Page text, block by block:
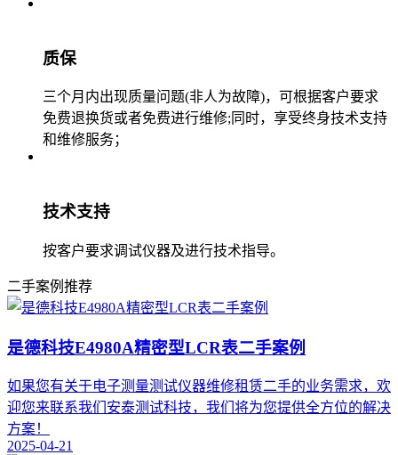
质保
三个月内出现质量问题(非人为故障)，可根据客户要求
免费退换货或者免费进行维修;同时，享受终身技术支持
和维修服务；
技术支持
按客户要求调试仪器及进行技术指导。
二手案例推荐
是德科技E4980A精密型LCR表二手案例
如果您有关于电子测量测试仪器维修租赁二手的业务需求，欢
迎您来联系我们安泰测试科技，我们将为您提供全方位的解决
方案！
2025-04-21